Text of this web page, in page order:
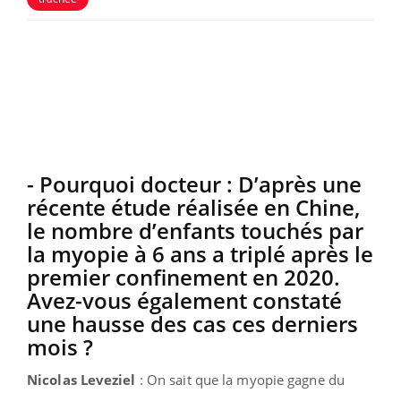
- Pourquoi docteur : D’après une
récente étude réalisée en Chine,
le nombre d’enfants touchés par
la myopie à 6 ans a triplé après le
premier confinement en 2020.
Avez-vous également constaté
une hausse des cas ces derniers
mois ?
Nicolas Leveziel : On sait que la myopie gagne du